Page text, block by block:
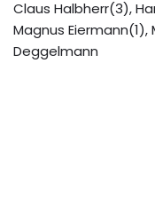
Claus Halbherr(3),
Magnus
Deggelmann